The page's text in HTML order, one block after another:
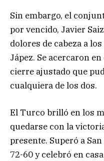
Sin embargo, el
por vencido, Javier
dolores de cabeza a
Jápez. Se acercaron
cierre ajustado que
cualquiera de los dos.
El Turco brilló en los
quedarse con la
presente. Superó a
72-60 y celebró en